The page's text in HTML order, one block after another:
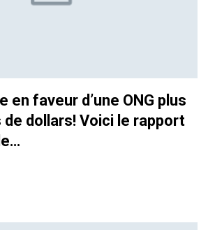
en faveur d’une ONG plus
de dollars! Voici le rapport